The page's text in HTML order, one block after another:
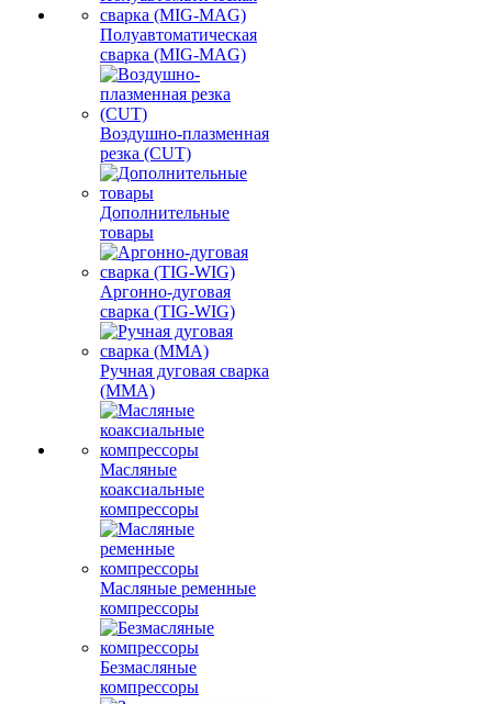
Полуавтоматическая
сварка (MIG-MAG)
Воздушно-плазменная
резка (CUT)
Дополнительные
товары
Аргонно-дуговая
сварка (TIG-WIG)
Ручная дуговая сварка
(MMA)
Масляные
коаксиальные
компрессоры
Масляные ременные
компрессоры
Безмасляные
компрессоры